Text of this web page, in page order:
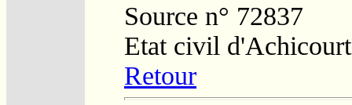
Source n° 72837
Etat civil d'Achicourt
Retour